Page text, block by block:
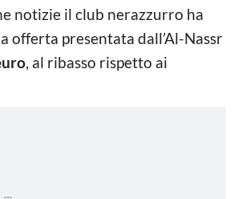
notizie il club nerazzurro ha
offerta presentata dall’Al-Nassr
, al ribasso rispetto ai